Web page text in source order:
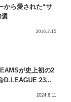
から愛された“サ
2016.2.15
が史上初の2
D.LEAGUE 23...
2024.6.11